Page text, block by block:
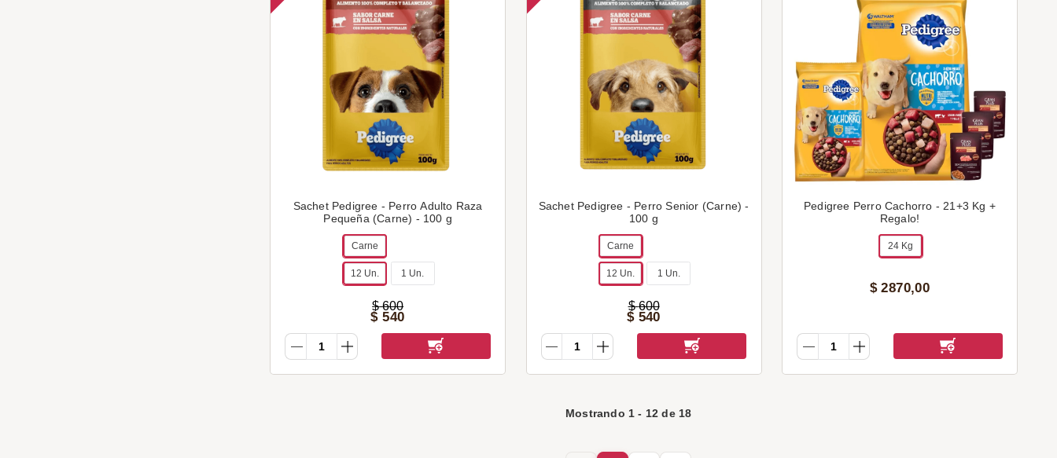
Sachet Pedigree - Perro Adulto Raza
Pequeña (Carne) - 100 g
Carne
12 Un. 1 Un.
$ 600
$ 540
Sachet Pedigree - Perro Senior (Carne) -
100 g
Carne
12 Un. 1 Un.
$ 600
$ 540
Pedigree Perro Cachorro - 21+3 Kg +
Regalo!
24 Kg
$ 2870,00
Mostrando 1 - 12 de 18